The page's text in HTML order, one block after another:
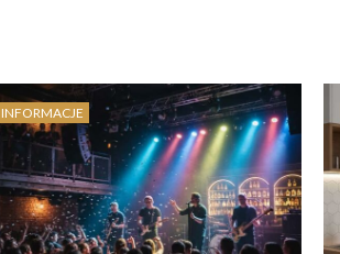
INFORMACJE